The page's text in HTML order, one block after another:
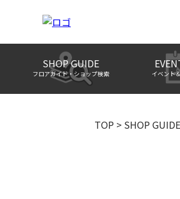
SHOP GUIDE
フロアガイド・ショップ検索 イベント
TOP > SHOP GUIDE